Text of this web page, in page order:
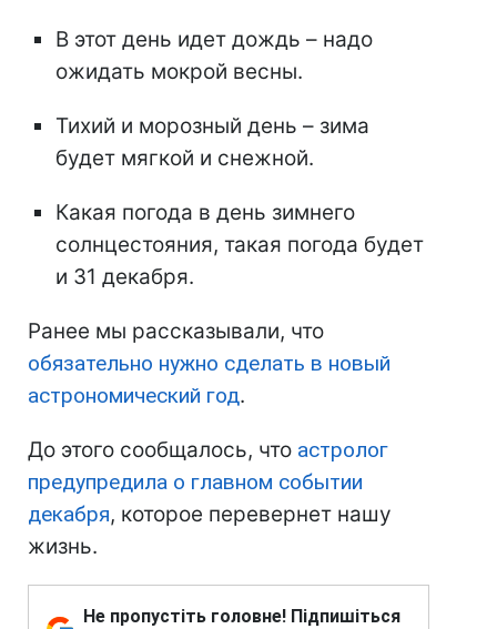
В этот день идет дождь – надо
ожидать мокрой весны.
Тихий и морозный день – зима
будет мягкой и снежной.
Какая погода в день зимнего
солнцестояния, такая погода будет
и 31 декабря.
Ранее мы рассказывали, что
обязательно нужно сделать в новый
астрономический год.
До этого сообщалось, что астролог
предупредила о главном событии
декабря, которое перевернет нашу
жизнь.
Не пропустіть головне! Підпишіться